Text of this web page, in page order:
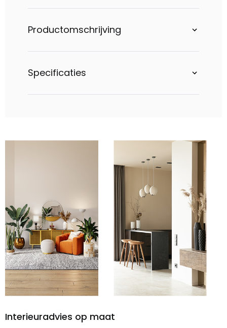
Productomschrijving
Specificaties
Interieuradvies op maat